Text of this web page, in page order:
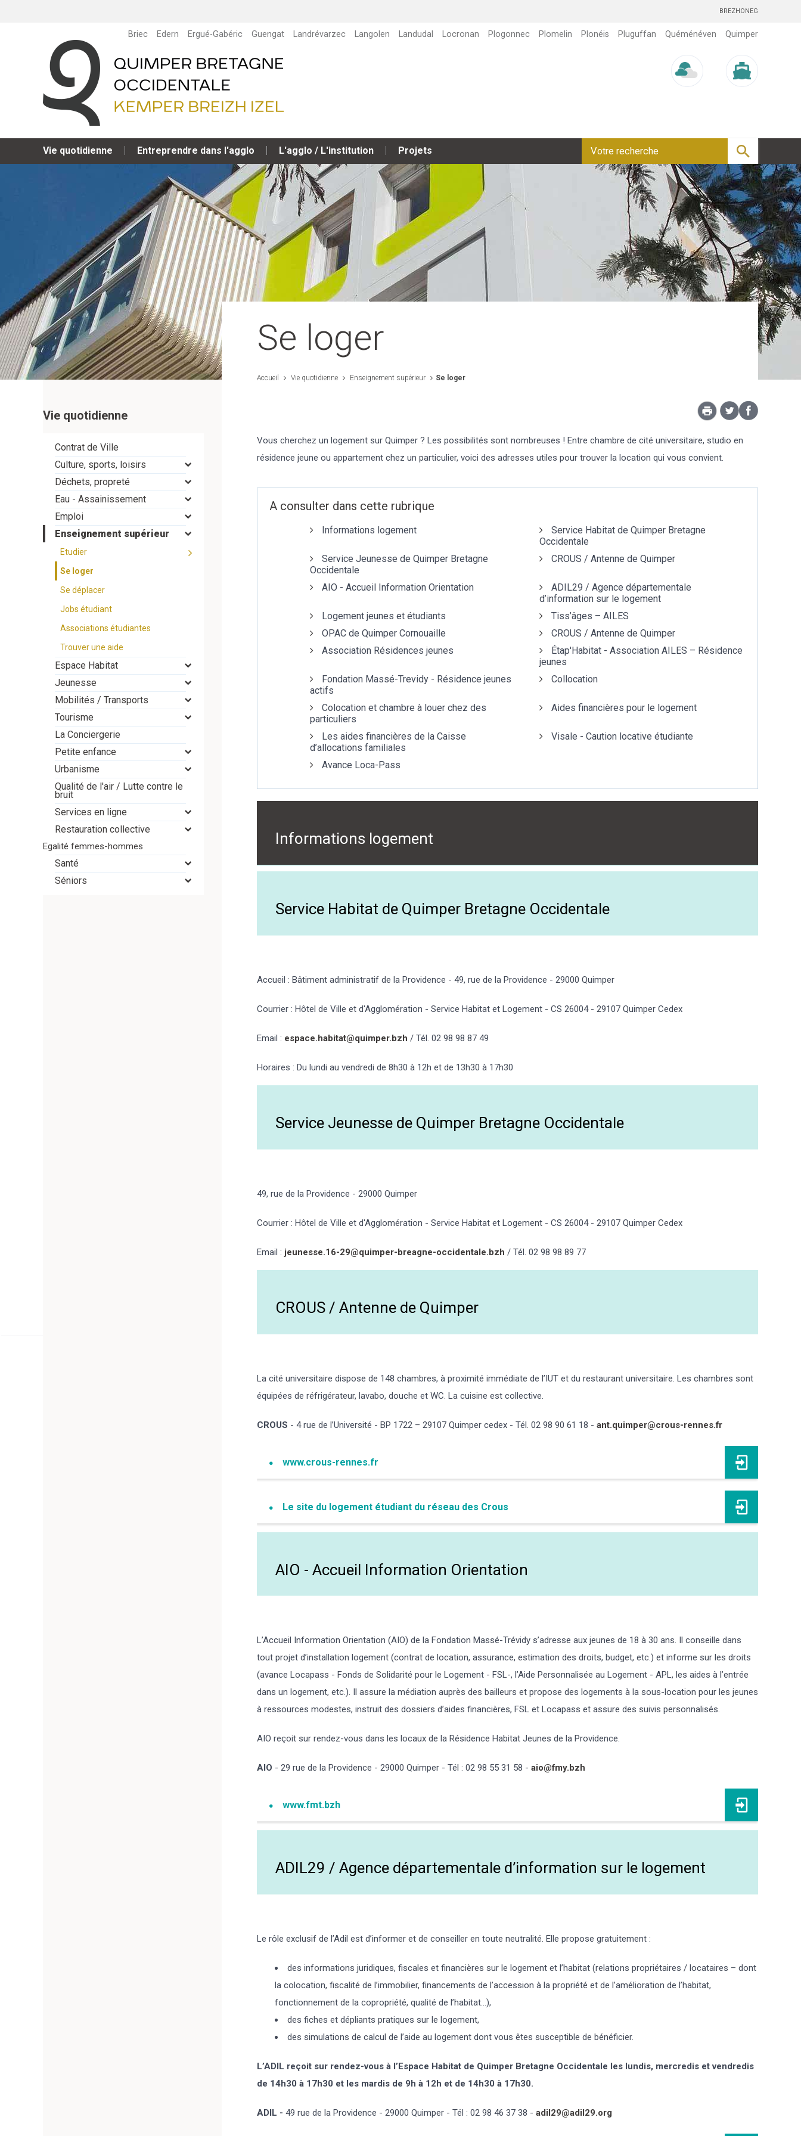
BREZHONEG
Briec Edern Ergué-Gabéric Guengat Landrévarzec Langolen Landudal Locronan Plogonnec Plomelin Plonéis Pluguffan Quéménéven Quimper
Vie quotidienne Entreprendre dans l'agglo L'agglo / L'institution Projets
Se loger
Accueil Vie quotidienne Enseignement supérieur Se loger
Vous cherchez un logement sur Quimper ? Les possibilités sont nombreuses ! Entre chambre de cité universitaire, studio en
résidence jeune ou appartement chez un particulier, voici des adresses utiles pour trouver la location qui vous convient.
A consulter dans cette rubrique
Informations logement
Service Habitat de Quimper Bretagne
Occidentale
Service Jeunesse de Quimper Bretagne
Occidentale
CROUS / Antenne de Quimper
AIO - Accueil Information Orientation
ADIL29 / Agence départementale
d’information sur le logement
Logement jeunes et étudiants
Tiss’âges – AILES
OPAC de Quimper Cornouaille
CROUS / Antenne de Quimper
Association Résidences jeunes
Étap'Habitat - Association AILES – Résidence
jeunes
Fondation Massé-Trevidy - Résidence jeunes
actifs
Collocation
Colocation et chambre à louer chez des
particuliers
Aides financières pour le logement
Les aides financières de la Caisse
d’allocations familiales
Visale - Caution locative étudiante
Avance Loca-Pass
Informations logement
Service Habitat de Quimper Bretagne Occidentale
Accueil : Bâtiment administratif de la Providence - 49, rue de la Providence - 29000 Quimper
Courrier : Hôtel de Ville et d'Agglomération - Service Habitat et Logement - CS 26004 - 29107 Quimper Cedex
Email : espace.habitat@quimper.bzh / Tél. 02 98 98 87 49
Horaires : Du lundi au vendredi de 8h30 à 12h et de 13h30 à 17h30
Service Jeunesse de Quimper Bretagne Occidentale
49, rue de la Providence - 29000 Quimper
Courrier : Hôtel de Ville et d'Agglomération - Service Habitat et Logement - CS 26004 - 29107 Quimper Cedex
Email : jeunesse.16-29@quimper-breagne-occidentale.bzh / Tél. 02 98 98 89 77
CROUS / Antenne de Quimper
La cité universitaire dispose de 148 chambres, à proximité immédiate de l’IUT et du restaurant universitaire. Les chambres sont
équipées de réfrigérateur, lavabo, douche et WC. La cuisine est collective.
CROUS - 4 rue de l’Université - BP 1722 – 29107 Quimper cedex - Tél. 02 98 90 61 18 - ant.quimper@crous-rennes.fr
www.crous-rennes.fr
Le site du logement étudiant du réseau des Crous
AIO - Accueil Information Orientation
L’Accueil Information Orientation (AIO) de la Fondation Massé-Trévidy s’adresse aux jeunes de 18 à 30 ans. Il conseille dans
tout projet d’installation logement (contrat de location, assurance, estimation des droits, budget, etc.) et informe sur les droits
(avance Locapass - Fonds de Solidarité pour le Logement - FSL-, l’Aide Personnalisée au Logement - APL, les aides à l’entrée
dans un logement, etc.). Il assure la médiation auprès des bailleurs et propose des logements à la sous-location pour les jeunes
à ressources modestes, instruit des dossiers d’aides financières, FSL et Locapass et assure des suivis personnalisés.
AIO reçoit sur rendez-vous dans les locaux de la Résidence Habitat Jeunes de la Providence.
AIO - 29 rue de la Providence - 29000 Quimper - Tél : 02 98 55 31 58 - aio@fmy.bzh
www.fmt.bzh
ADIL29 / Agence départementale d’information sur le logement
Le rôle exclusif de l’Adil est d’informer et de conseiller en toute neutralité. Elle propose gratuitement :
des informations juridiques, fiscales et financières sur le logement et l’habitat (relations propriétaires / locataires – dont
la colocation, fiscalité de l’immobilier, financements de l’accession à la propriété et de l’amélioration de l’habitat,
fonctionnement de la copropriété, qualité de l’habitat…),
des fiches et dépliants pratiques sur le logement,
des simulations de calcul de l’aide au logement dont vous êtes susceptible de bénéficier.
L’ADIL reçoit sur rendez-vous à l’Espace Habitat de Quimper Bretagne Occidentale les lundis, mercredis et vendredis
de 14h30 à 17h30 et les mardis de 9h à 12h et de 14h30 à 17h30.
ADIL - 49 rue de la Providence - 29000 Quimper - Tél : 02 98 46 37 38 - adil29@adil29.org
Vie quotidienne
Contrat de Ville
Culture, sports, loisirs
Déchets, propreté
Eau - Assainissement
Emploi
Enseignement supérieur
Etudier
Se loger
Se déplacer
Jobs étudiant
Associations étudiantes
Trouver une aide
Espace Habitat
Jeunesse
Mobilités / Transports
Tourisme
La Conciergerie
Petite enfance
Urbanisme
Qualité de l'air / Lutte contre le
bruit
Services en ligne
Restauration collective
Egalité femmes-hommes
Santé
Séniors